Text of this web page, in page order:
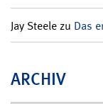
Jay Steelezu Das
ARCHIV